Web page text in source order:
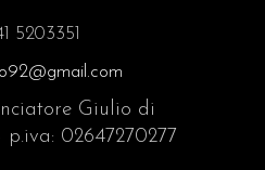
5203351
Giulio di
p.iva: 02647270277